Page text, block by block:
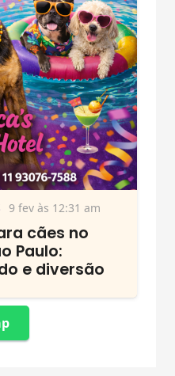
9 fev às 12:31 am
cães no
Paulo:
e diversão